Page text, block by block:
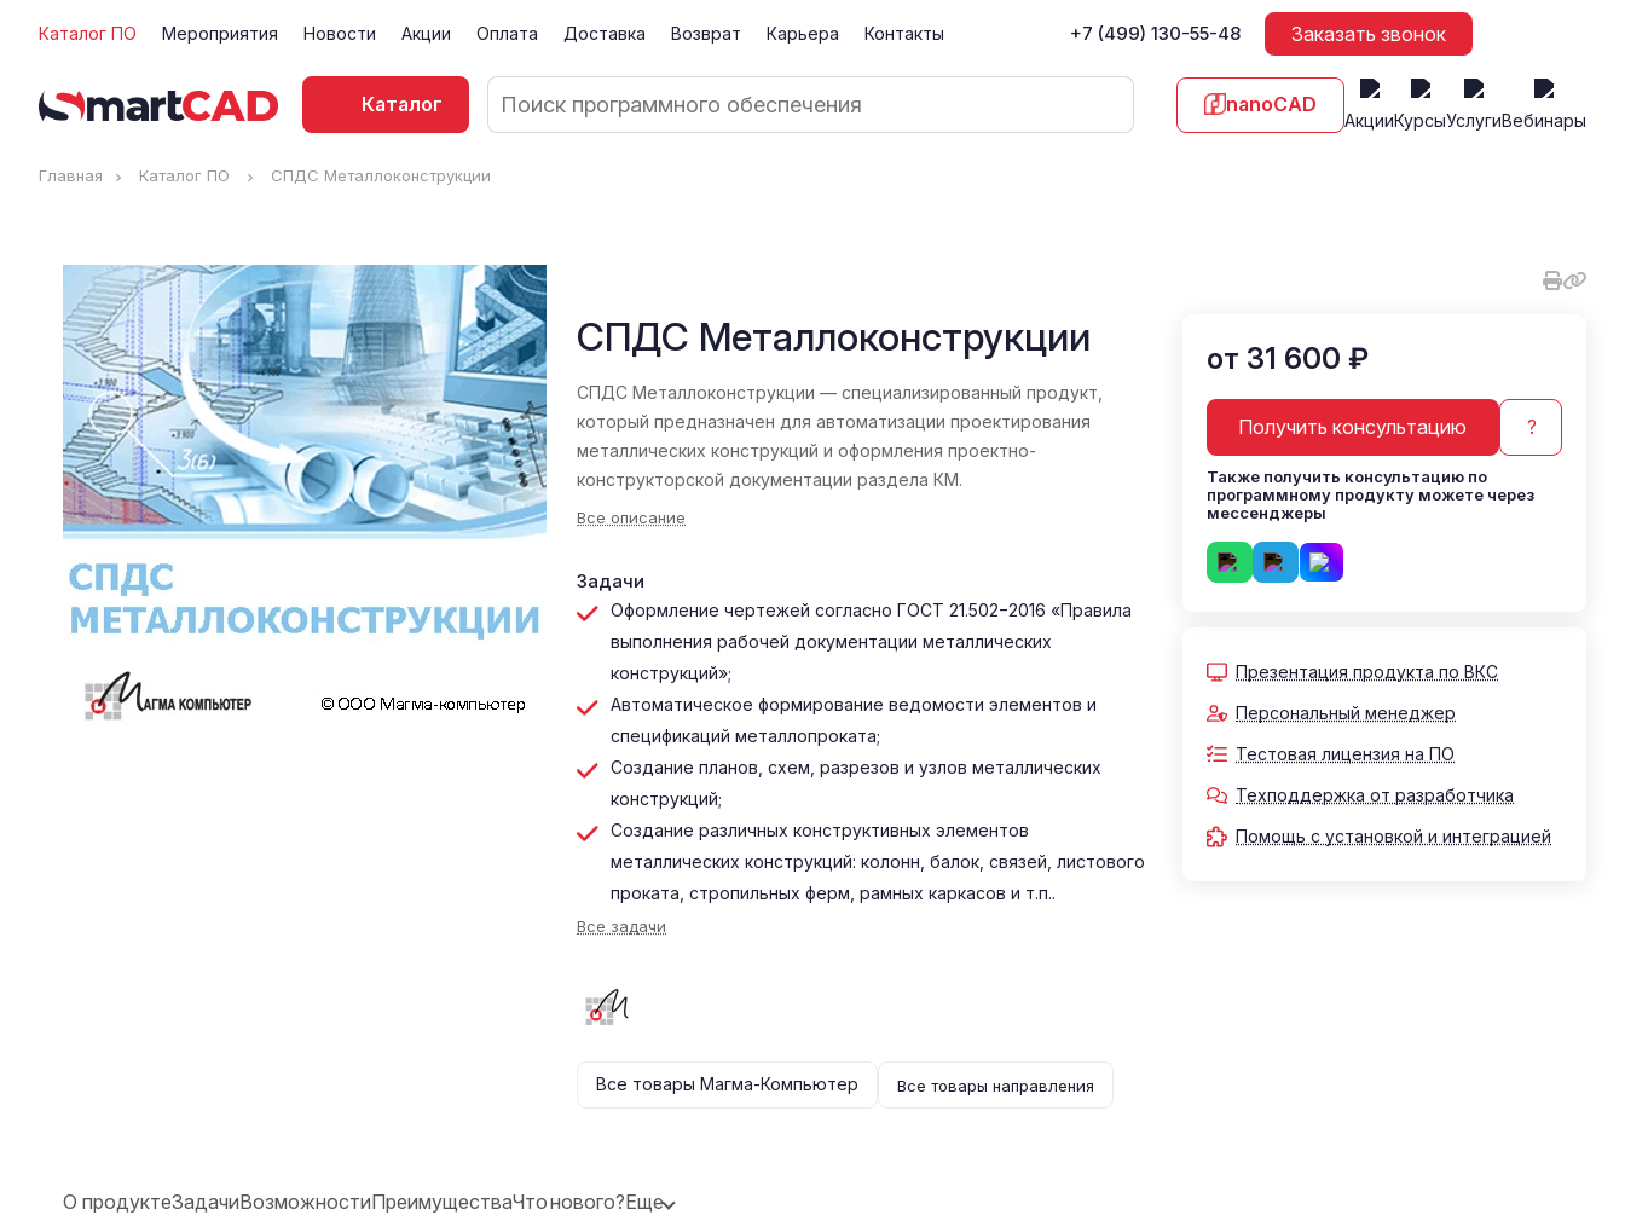
Каталог ПО Мероприятия Новости Акции Оплата Доставка Возврат Карьера Контакты +7 (499) 130-55-48 Заказать звонок
Каталог nanoCAD
АкцииКурсыУслугиВебинары
Главная Каталог ПО СПДС Металлоконструкции
СПДС Металлоконструкции
СПДС Металлоконструкции — специализированный продукт,
который предназначен для автоматизации проектирования
металлических конструкций и оформления проектно-
конструкторской документации раздела КМ.
Все описание
Задачи
Оформление чертежей согласно ГОСТ 21.502−2016 «Правила
выполнения рабочей документации металлических
конструкций»;
Автоматическое формирование ведомости элементов и
спецификаций металлопроката;
Создание планов, схем, разрезов и узлов металлических
конструкций;
Создание различных конструктивных элементов
металлических конструкций: колонн, балок, связей, листового
проката, стропильных ферм, рамных каркасов и т.п..
Все задачи
Все товары Магма-Компьютер Все товары направления
от 31 600 ₽
Получить консультацию ?
Также получить консультацию по
программному продукту можете через
мессенджеры
Презентация продукта по ВКС
Персональный менеджер
Тестовая лицензия на ПО
Техподдержка от разработчика
Помощь с установкой и интеграцией
О продуктеЗадачиВозможностиПреимуществаЧто нового?Еще